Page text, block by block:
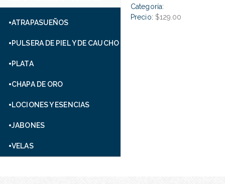
ATRAPASUEÑOS
PULSERA DE PIEL Y DE CAUCHO
PLATA
CHAPA DE ORO
LOCIONES Y ESENCIAS
JABONES
VELAS
Categoría:
Precio: $129.00